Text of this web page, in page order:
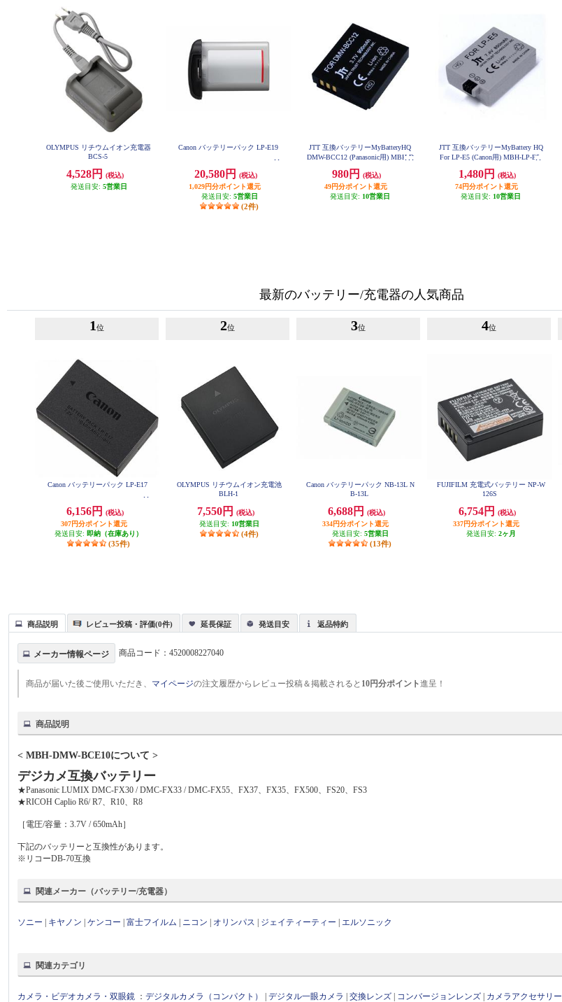
OLYMPUS リチウムイオン充電器
BCS-5
4,528円
(税込)
発送目安: 5営業日
Canon バッテリーパック LP-E19
20,580円
(税込)
1,029円分ポイント還元
発送目安: 5営業日
(2件)
JTT 互換バッテリーMyBatteryHQ
DMW-BCC12 (Panasonic用) MBH-D
980円
(税込)
49円分ポイント還元
発送目安: 10営業日
JTT 互換バッテリーMyBattery HQ
For LP-E5 (Canon用) MBH-LP-E5
1,480円
(税込)
74円分ポイント還元
発送目安: 10営業日
最新のバッテリー/充電器の人気商品
1 位
Canon バッテリーパック LP-E17
6,156円
(税込)
307円分ポイント還元
発送目安: 即納（在庫あり）
(35件)
2位
OLYMPUS リチウムイオン充電池
BLH-1
7,550円
(税込)
発送目安: 10営業日
(4件)
3位
Canon バッテリーパック NB-13L N
B-13L
6,688円
(税込)
334円分ポイント還元
発送目安: 5営業日
(13件)
4位
FUJIFILM 充電式バッテリー NP-W
126S
6,754円
(税込)
337円分ポイント還元
発送目安: 2ヶ月
商品説明 レビュー投稿・評価(0件) 延長保証 発送目安 返品特約
メーカー情報ページ 商品コード：4520008227040
商品が届いた後ご使用いただき、 マイページの注文履歴からレビュー投稿＆掲載されると 10円分ポイント進呈！
商品説明
< MBH-DMW-BCE10について >
デジカメ互換バッテリー
★Panasonic LUMIX DMC-FX30 / DMC-FX33 / DMC-FX55、FX37、FX35、FX500、FS20、FS3
★RICOH Caplio R6/ R7、R10、R8
［電圧/容量：3.7V / 650mAh］
下記のバッテリーと互換性があります。
※リコーDB-70互換
関連メーカー（バッテリー/充電器）
ソニー キヤノン |ケンコー |富士フイルム ニコン オリンパス ジェイティーティー エルソニック
関連カテゴリ
カメラ・ビデオカメラ・双眼鏡 ：デジタルカメラ（コンパクト） |デジタル一眼カメラ |交換レンズ コンバージョンレンズ カメラアクセサリー